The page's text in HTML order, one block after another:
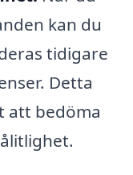
kan du
tidigare
Detta
att bedöma